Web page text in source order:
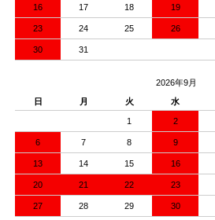
16 17 18 19
23 24 25 26
30 31
2026年9月
日
月 火 水
1 2
6 7 8 9
13 14 15 16
20 21 22 23
27 28 29 30